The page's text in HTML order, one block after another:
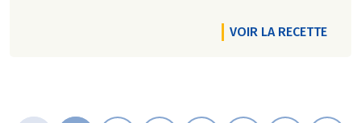
VOIR LA RECETTE